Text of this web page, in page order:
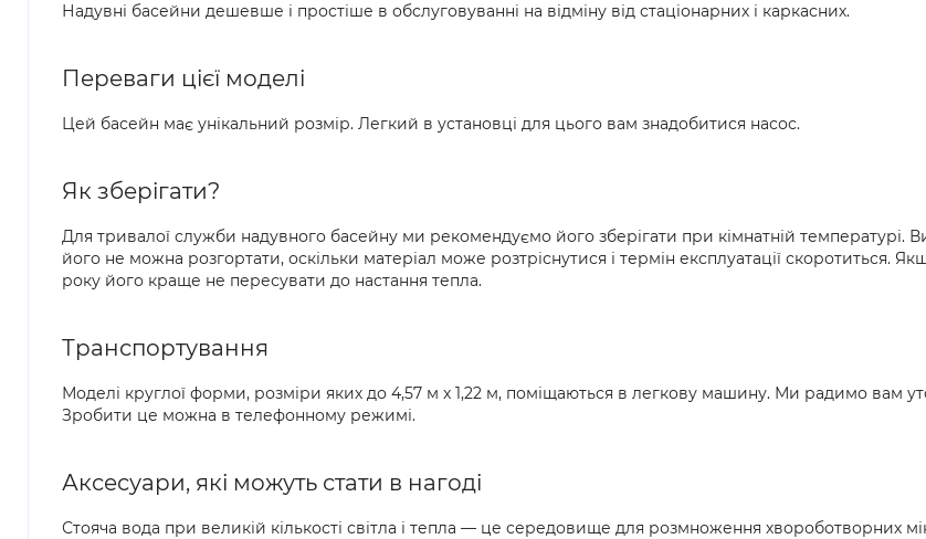
Надувні басейни дешевше і простіше в обслуговуванні на відміну від стаціонарних і каркасних.
Переваги цієї моделі
Цей басейн має унікальний розмір. Легкий в установці для цього вам знадобитися насос.
Як зберігати?
Для тривалої служби надувного басейну ми рекомендуємо його зберігати при кімнатній температурі.
його не можна розгортати, оскільки матеріал може розтріснутися і термін експлуатації
року його краще не пересувати до настання тепла.
Транспортування
Моделі круглої форми, розміри яких до 4,57 м x 1,22 м, поміщаються в легкову машину. Ми радимо вам
Зробити це можна в телефонному режимі.
Аксесуари, які можуть стати в нагоді
Стояча вода при великій кількості світла і тепла — це середовище для розмноження хвороботворних